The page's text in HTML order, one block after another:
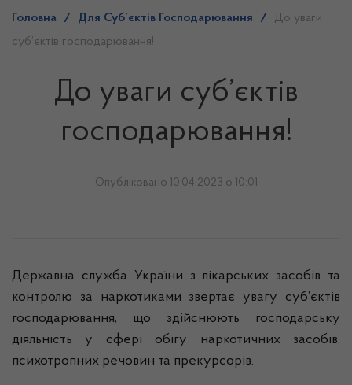
Головна / Для Суб’єктів Господарювання /
До уваги
суб’єктів господарювання!
До уваги суб’єктів
господарювання!
Опубліковано 10.04.2023 о 10:01
Державна служба України з лікарських засобів та
контролю за наркотиками звертає увагу суб’єктів
господарювання, що здійснюють господарську
діяльність у сфері обігу наркотичних засобів,
психотропних речовин та прекурсорів.